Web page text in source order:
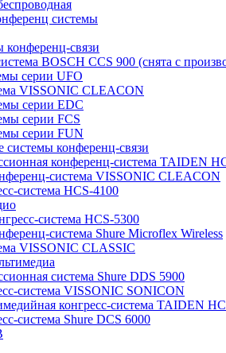
системы
конференц-связи
BOSCH CCS 900 (снята с
серии UFO
VISSONIC CLEACON
серии EDC
серии FCS
серии FUN
конференц-связи
конференц-система TAIDEN
система VISSONIC CLEACON
система HCS-4100
система HCS-5300
система Shure Microflex Wireless
VISSONIC CLASSIC
система Shure DDS 5900
система VISSONIC SONICON
конгресс-система TAIDEN
система Shure DCS 6000